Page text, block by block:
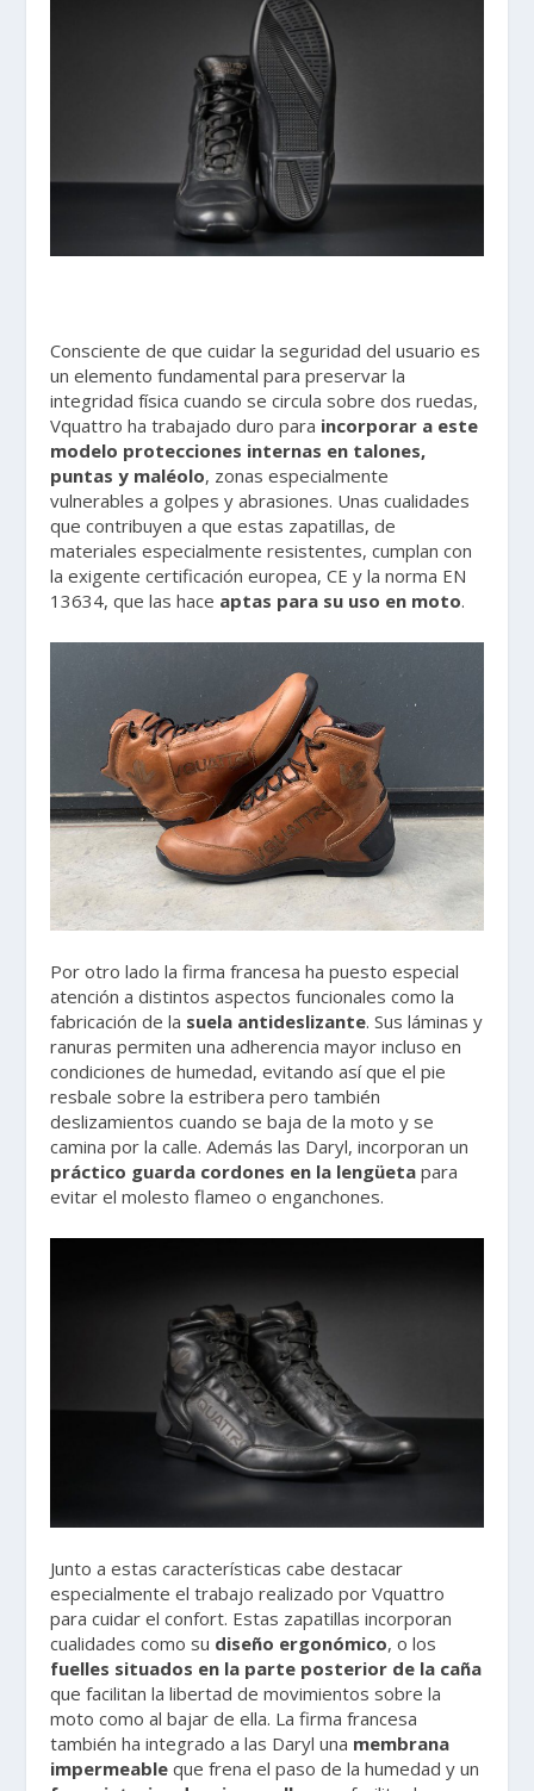
Consciente de que cuidar la seguridad del usuario es
un elemento fundamental para preservar la
integridad física cuando se circula sobre dos ruedas,
Vquattro ha trabajado duro para incorporar a este
modelo protecciones internas en talones,
puntas y maléolo, zonas especialmente
vulnerables a golpes y abrasiones. Unas cualidades
que contribuyen a que estas zapatillas, de
materiales especialmente resistentes, cumplan con
la exigente certificación europea, CE y la norma EN
13634, que las hace aptas para su uso en moto.
Por otro lado la firma francesa ha puesto especial
atención a distintos aspectos funcionales como la
fabricación de la suela antideslizante. Sus láminas y
ranuras permiten una adherencia mayor incluso en
condiciones de humedad, evitando así que el pie
resbale sobre la estribera pero también
deslizamientos cuando se baja de la moto y se
camina por la calle. Además las Daryl, incorporan un
práctico guarda cordones en la lengüeta para
evitar el molesto flameo o enganchones.
Junto a estas características cabe destacar
especialmente el trabajo realizado por Vquattro
para cuidar el confort. Estas zapatillas incorporan
cualidades como su diseño ergonómico, o los
fuelles situados en la parte posterior de la caña
que facilitan la libertad de movimientos sobre la
moto como al bajar de ella. La firma francesa
también ha integrado a las Daryl una membrana
impermeable que frena el paso de la humedad y un